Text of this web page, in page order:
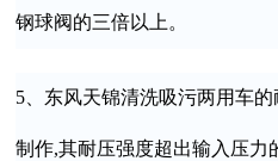
钢球阀的三倍以上。
5、东风天锦清洗吸污两用车
制作,其耐压强度超出输入压力